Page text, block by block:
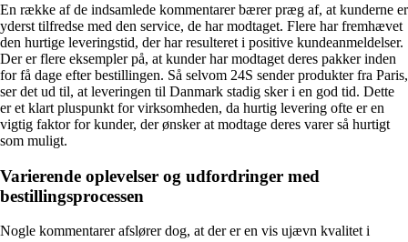
En række af de indsamlede kommentarer bærer præg af, at kunderne er
yderst tilfredse med den service, de har modtaget. Flere har fremhævet
den hurtige leveringstid, der har resulteret i positive kundeanmeldelser.
Der er flere eksempler på, at kunder har modtaget deres pakker inden
for få dage efter bestillingen. Så selvom 24S sender produkter fra Paris,
ser det ud til, at leveringen til Danmark stadig sker i en god tid. Dette
er et klart pluspunkt for virksomheden, da hurtig levering ofte er en
vigtig faktor for kunder, der ønsker at modtage deres varer så hurtigt
som muligt.
Varierende oplevelser og udfordringer med
bestillingsprocessen
Nogle kommentarer afslører dog, at der er en vis ujævn kvalitet i